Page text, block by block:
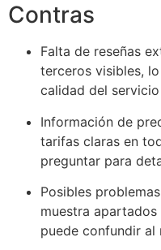
Contras
Falta de reseñas
terceros visibles,
calidad del
Información de
tarifas claras en
preguntar para
Posibles
muestra
puede confundir al